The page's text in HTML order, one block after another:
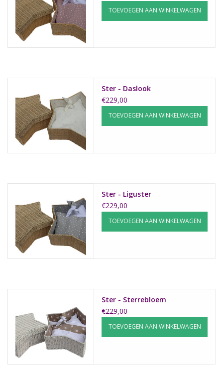
TOEVOEGEN AAN WINKELWAGEN
Ster - Daslook
€229,00
TOEVOEGEN AAN WINKELWAGEN
Ster - Liguster
€229,00
TOEVOEGEN AAN WINKELWAGEN
Ster - Sterrebloem
€229,00
TOEVOEGEN AAN WINKELWAGEN